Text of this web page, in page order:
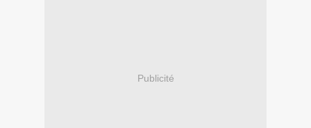
Publicité